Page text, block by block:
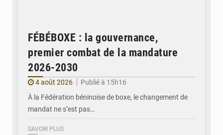
FÉBÉBOXE : la gouvernance,
premier combat de la mandature
2026-2030
4 août 2026
Publié à 15h16
À la Fédération béninoise de boxe, le changement de
mandat ne s’est pas…
SAVOIR PLUS